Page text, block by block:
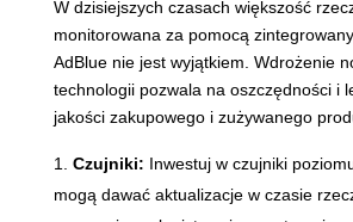
W dzisiejszych czasach większość
monitorowana za pomocą
AdBlue nie jest wyjątkiem. Wdrożenie
technologii pozwala na oszczędności i
jakości zakupowego i zużywanego
Czujniki: Inwestuj w czujniki
mogą dawać aktualizacje w czasie